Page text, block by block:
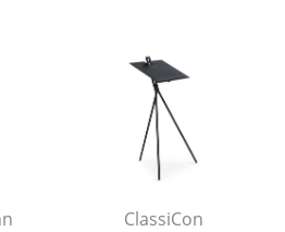
ClassiCon